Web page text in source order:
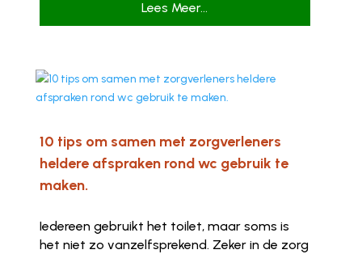
Lees Meer...
10 tips om samen met zorgverleners
heldere afspraken rond wc gebruik te
maken.
Iedereen gebruikt het toilet, maar soms is
het niet zo vanzelfsprekend. Zeker in de zorg